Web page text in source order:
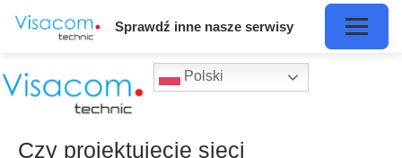
Polski
Czy projektujecie sieci
Sprawdź inne nasze serwisy